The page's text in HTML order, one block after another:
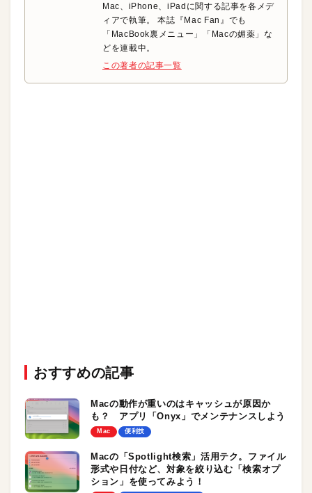
Mac、iPhone、iPadに関する記事を各メデ
ィアで執筆。 本誌『Mac Fan』でも
「MacBook裏メニュー」「Macの媚薬」な
どを連載中。
この著者の記事一覧
おすすめの記事
Macの動作が重いのはキャッシュが原因か
も？ アプリ「Onyx」でメンテナンスしよう
Mac 便利技
Macの「Spotlight検索」活用テク。ファイル
形式や日付など、対象を絞り込む「検索オプ
ション」を使ってみよう！